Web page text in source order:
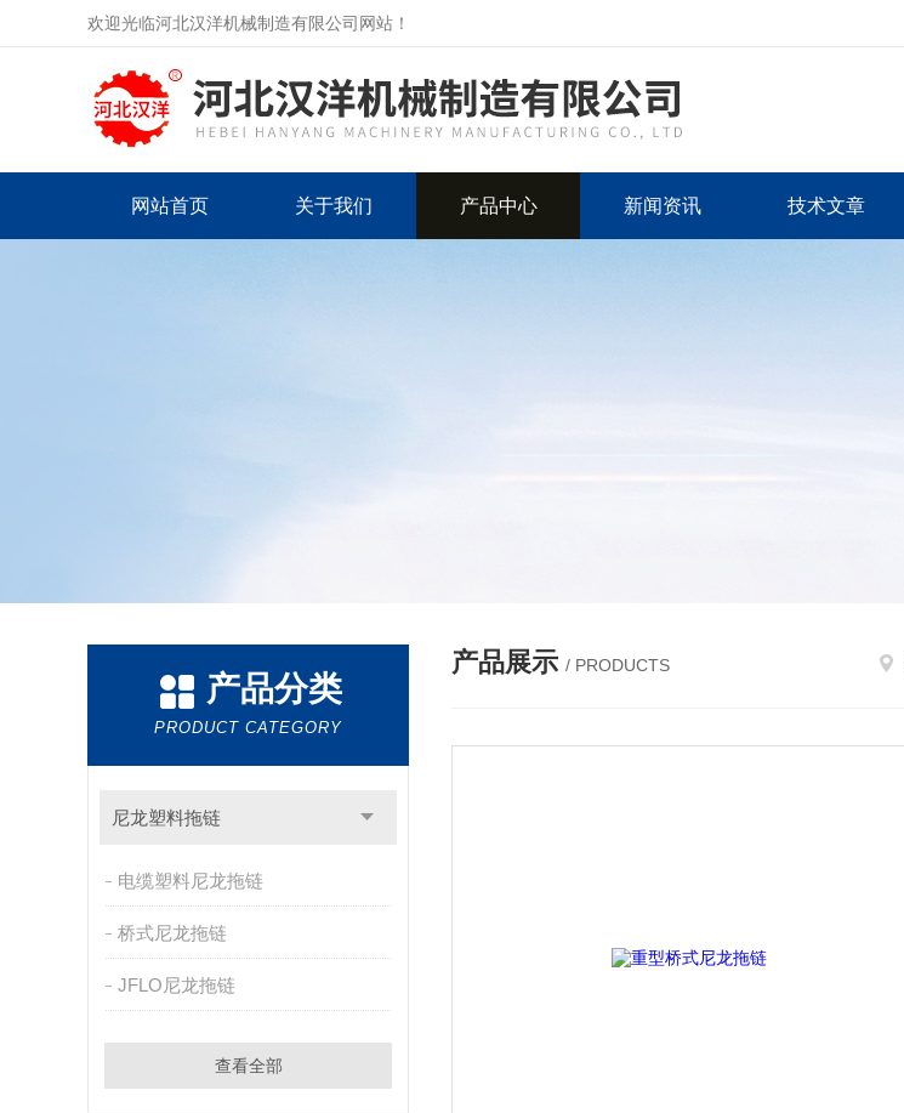
欢迎光临河北汉洋机械制造有限公司网站！
网站首页 关于我们 产品中心 新闻资讯 技术文章
产品分类
PRODUCT CATEGORY
尼龙塑料拖链
电缆塑料尼龙拖链
桥式尼龙拖链
JFLO尼龙拖链
查看全部
产品展示 / PRODUCTS